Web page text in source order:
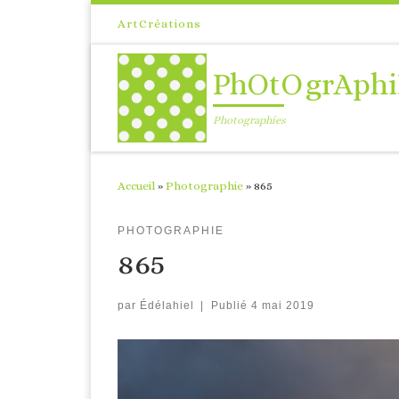
Passer au contenuArtCréations
Photographies
Accueil » Photographie » 865
PHOTOGRAPHIE
865
par Édélahiel Publié 4 mai 2019